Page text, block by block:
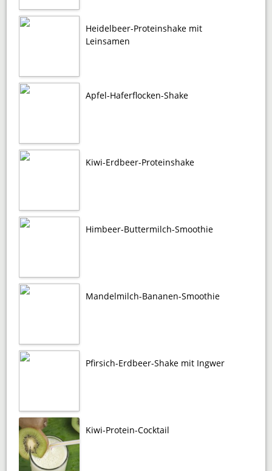
Heidelbeer-Proteinshake mit
Leinsamen
Apfel-Haferflocken-Shake
Kiwi-Erdbeer-Proteinshake
Himbeer-Buttermilch-Smoothie
Mandelmilch-Bananen-Smoothie
Pfirsich-Erdbeer-Shake mit Ingwer
Kiwi-Protein-Cocktail